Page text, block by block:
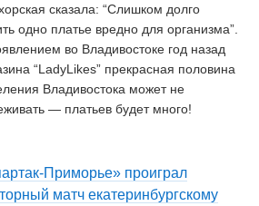
сказала: “Слишком долго
одно платье вредно для организма”.
во Владивостоке год назад
“LadyLikes” прекрасная половина
Владивостока может не
— платьев будет много!
Приморье» проиграл
матч екатеринбургскому